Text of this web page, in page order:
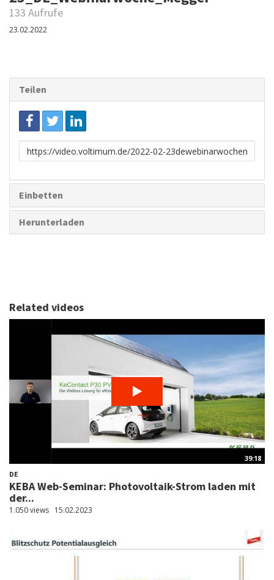
133 Aufrufe
23.02.2022
Teilen
Link
zum
Einbetten
Herunterladen
Related videos
39:18
DE
KEBA Web-Seminar: Photovoltaik-Strom laden mit
der...
1.050 views 15.02.2023